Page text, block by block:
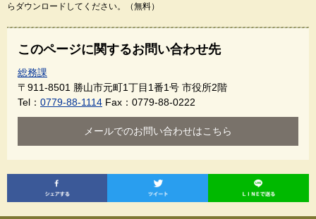
らダウンロードしてください。（無料）
このページに関するお問い合わせ先
総務課
〒911-8501 勝山市元町1丁目1番1号 市役所2階
Tel： 0779-88-1114 Fax：0779-88-0222
メールでのお問い合わせはこちら